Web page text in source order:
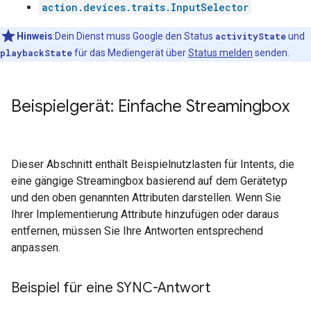
action.devices.traits.InputSelector
Hinweis:Dein Dienst muss Google den Status activityStateund
playbackStatefür das Mediengerät überStatus melden senden.
Beispielgerät: Einfache Streamingbox
Dieser Abschnitt enthält Beispielnutzlasten für Intents, die
eine gängige Streamingbox basierend auf dem Gerätetyp
und den oben genannten Attributen darstellen. Wenn Sie
Ihrer Implementierung Attribute hinzufügen oder daraus
entfernen, müssen Sie Ihre Antworten entsprechend
anpassen.
Beispiel für eine SYNC-Antwort